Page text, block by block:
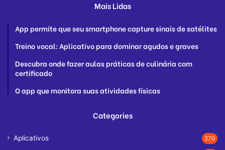
Mais Lidas
App permite que seu smartphone capture sinais de satélites
Treino vocal: Aplicativo para dominar agudos e graves
Descubra onde fazer aulas práticas de culinária com
certificado
O app que monitora suas atividades físicas
Categories
Aplicativos 270